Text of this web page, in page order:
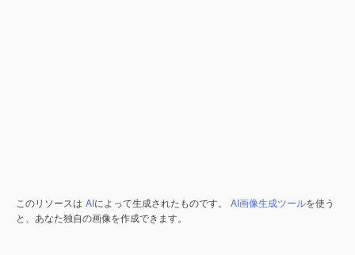
このリソースは AIによって生成されたものです。 AI画像生成ツールを使う
と、あなた独自の画像を作成できます。